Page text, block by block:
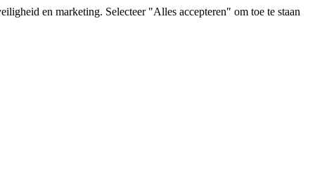
en marketing. Selecteer "Alles accepteren" om toe te staan